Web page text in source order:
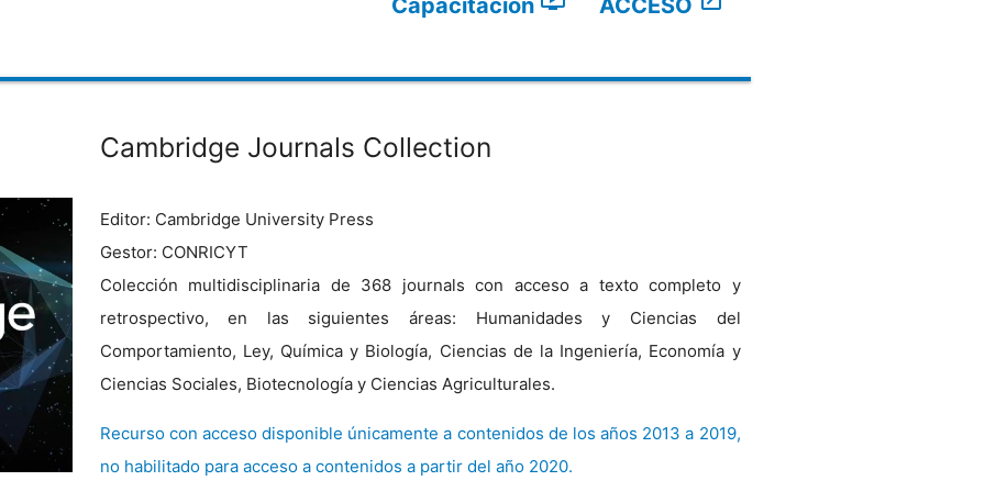
ACCESO
Capacitación
Cambridge Journals Collection
Editor: Cambridge University Press
Gestor: CONRICYT
Colección multidisciplinaria de 368 journals con acceso a texto completo y
retrospectivo, en las siguientes áreas: Humanidades y Ciencias del
Comportamiento, Ley, Química y Biología, Ciencias de la Ingeniería, Economía y
Ciencias Sociales, Biotecnología y Ciencias Agriculturales.
Recurso con acceso disponible únicamente a contenidos de los años 2013 a 2019,
no habilitado para acceso a contenidos a partir del año 2020.